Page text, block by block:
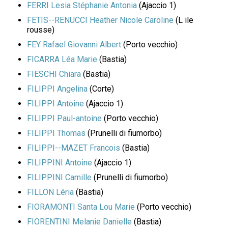
FERRI Lesia Stéphanie Antonia (Ajaccio 1)
FETIS--RENUCCI Heather Nicole Caroline (L ile
rousse)
FEY Rafael Giovanni Albert (Porto vecchio)
FICARRA Léa Marie (Bastia)
FIESCHI Chiara (Bastia)
FILIPPI Angelina (Corte)
FILIPPI Antoine (Ajaccio 1)
FILIPPI Paul-antoine (Porto vecchio)
FILIPPI Thomas (Prunelli di fiumorbo)
FILIPPI--MAZET Francois (Bastia)
FILIPPINI Antoine (Ajaccio 1)
FILIPPINI Camille (Prunelli di fiumorbo)
FILLON Léria (Bastia)
FIORAMONTI Santa Lou Marie (Porto vecchio)
FIORENTINI Melanie Danielle (Bastia)